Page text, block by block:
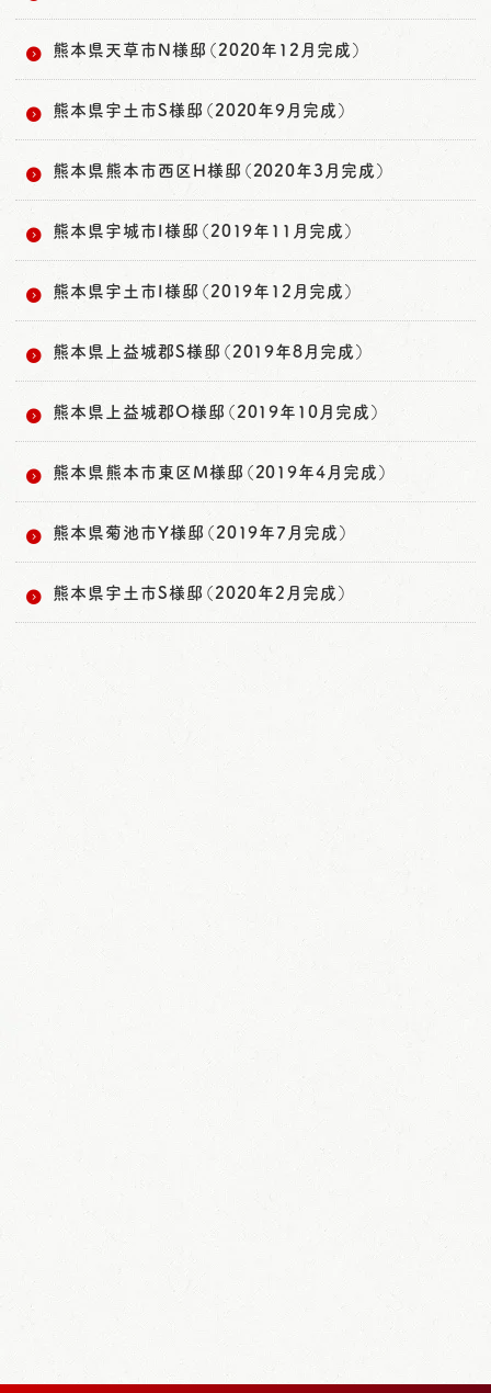
熊本県天草市N様邸（2020年12月完成）
熊本県宇土市S様邸（2020年9月完成）
熊本県熊本市西区H様邸（2020年3月完成）
熊本県宇城市I様邸（2019年11月完成）
熊本県宇土市I様邸（2019年12月完成）
熊本県上益城郡S様邸（2019年8月完成）
熊本県上益城郡O様邸（2019年10月完成）
熊本県熊本市東区M様邸（2019年4月完成）
熊本県菊池市Y様邸（2019年7月完成）
熊本県宇土市S様邸（2020年2月完成）